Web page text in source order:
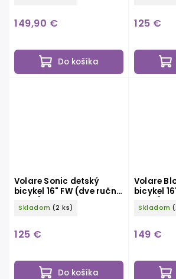
149,90 €
Do košíka
125 €
Volare Sonic detský
bicykel 16" FW (dve ručné
brzdy), modrý
Skladom (2 ks)
125 €
Do košíka
Volare
bicykel
brzdy),
Skladom
149 €